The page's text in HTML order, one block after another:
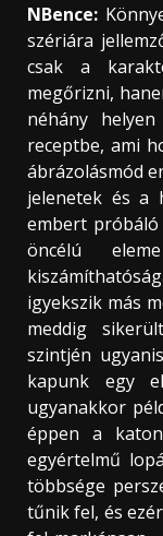
NBence:
szériára
csak a
megőrizni,
néhány
receptbe, ami
ábrázolásmód
jelenetek és a
embert próbáló
öncélú
igyekszik más
meddig
szintjén
kapunk egy
ugyanakkor
éppen a
egyértelmű
többsége
tűnik fel, és